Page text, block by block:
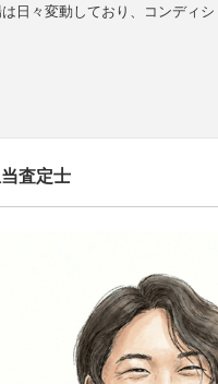
日々変動しており、コンディシ
査定士